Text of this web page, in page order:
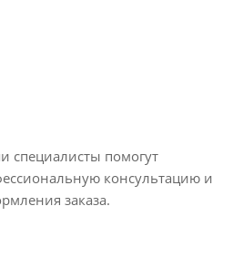
специалисты помогут
консультацию и
заказа.